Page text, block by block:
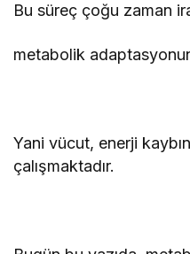
Bu süreç çoğu zaman
metabolik
Yani vücut, enerji
çalışmaktadır.